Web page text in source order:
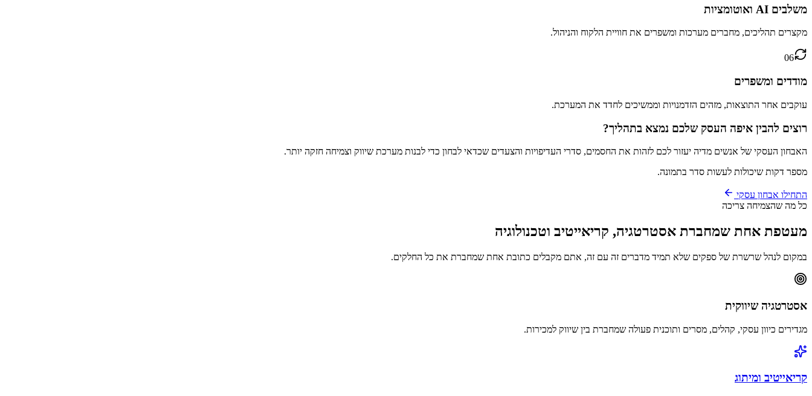
משלבים AI ואוטומציות
מקצרים תהליכים, מחברים מערכות ומשפרים את חוויית הלקוח והניהול.
06
מודדים ומשפרים
עוקבים אחר התוצאות, מזהים הזדמנויות וממשיכים לחדד את המערכת.
רוצים להבין איפה העסק שלכם נמצא בתהליך?
האבחון העסקי של אנשים מדיה יעזור לכם לזהות את החסמים, סדרי העדיפויות והצעדים שכדאי לבחון כדי לבנות מערכת שיווק וצמיחה חזקה יותר.
מספר דקות שיכולות לעשות סדר בתמונה.
התחילו אבחון עסקי
כל מה שהצמיחה צריכה
מעטפת אחת שמחברת אסטרטגיה, קריאייטיב וטכנולוגיה
במקום לנהל שרשרת של ספקים שלא תמיד מדברים זה עם זה, אתם מקבלים כתובת אחת שמחברת את כל החלקים.
אסטרטגיה שיווקית
מגדירים כיוון עסקי, קהלים, מסרים ותוכנית פעולה שמחברת בין שיווק למכירות.
קריאייטיב ומיתוג